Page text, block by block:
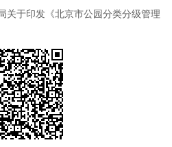
人服务
企服务
关于印发《北京市公园分类分级管理